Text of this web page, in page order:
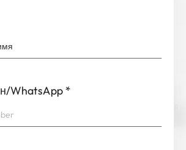
WhatsApp *